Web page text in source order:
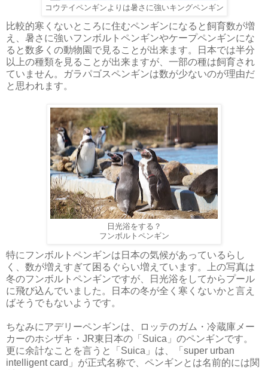
コウテイペンギンよりは暑さに強いキングペンギン
比較的寒くないところに住むペンギンになると飼育数が増
え、暑さに強いフンボルトペンギンやケープペンギンにな
ると数多くの動物園で見ることが出来ます。日本では半分
以上の種類を見ることが出来ますが、一部の種は飼育され
ていません。ガラパゴスペンギンは数が少ないのが理由だ
と思われます。
日光浴をする？
フンボルトペンギン
特にフンボルトペンギンは日本の気候があっているらし
く、数が増えすぎて困るぐらい増えています。上の写真は
冬のフンボルトペンギンですが、日光浴をしてからプール
に飛び込んでいました。日本の冬が全く寒くないかと言え
ばそうでもないようです。
ちなみにアデリーペンギンは、ロッテのガム・冷蔵庫メー
カーのホシザキ・JR東日本の「Suica」のペンギンです。
更に余計なことを言うと「Suica」は、「super urban
intelligent card」が正式名称で、ペンギンとは名前的には関